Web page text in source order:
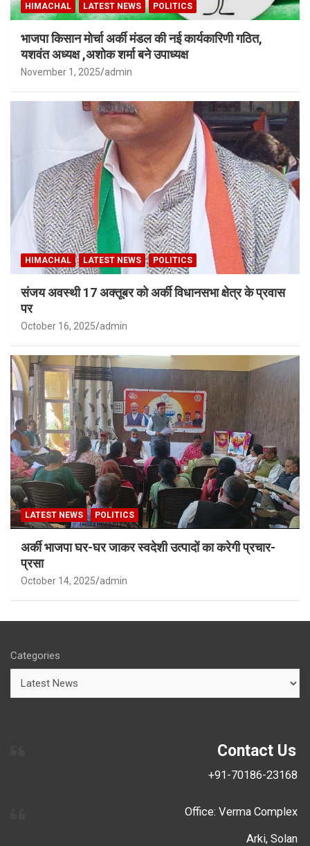
HIMACHAL LATEST NEWS POLITICS
भाजपा किसान मोर्चा अर्की मंडल की नई कार्यकारिणी गठित,
यशवंत अध्यक्ष ,अशोक शर्मा बने उपाध्यक्ष
November 1, 2025 admin
HIMACHAL LATEST NEWS POLITICS
संजय अवस्थी 17 अक्तूबर को अर्की विधानसभा क्षेत्र के प्रवास
पर
October 16, 2025 admin
LATEST NEWS POLITICS
अर्की भाजपा घर-घर जाकर स्वदेशी उत्पादों का करेगी प्रचार-
प्रसा
October 14, 2025 admin
Categories
Contact Us
+91-70186-23168
Office: Verma Complex
Arki, Solan